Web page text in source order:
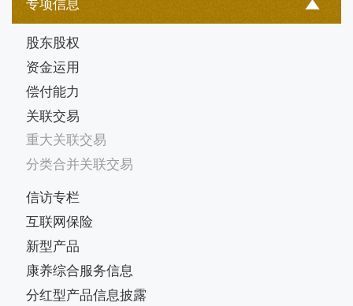
专项信息
股东股权
资金运用
偿付能力
关联交易
重大关联交易
分类合并关联交易
信访专栏
互联网保险
新型产品
康养综合服务信息
分红型产品信息披露